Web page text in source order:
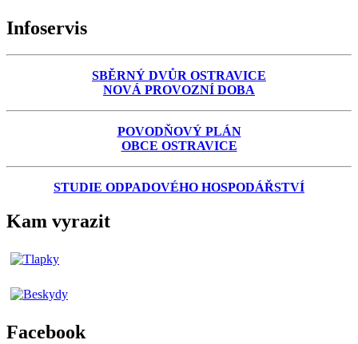
Infoservis
SBĚRNÝ DVŮR OSTRAVICE
NOVÁ PROVOZNÍ DOBA
POVODŇOVÝ PLÁN
OBCE OSTRAVICE
STUDIE ODPADOVÉHO HOSPODÁŘSTVÍ
Kam vyrazit
Facebook